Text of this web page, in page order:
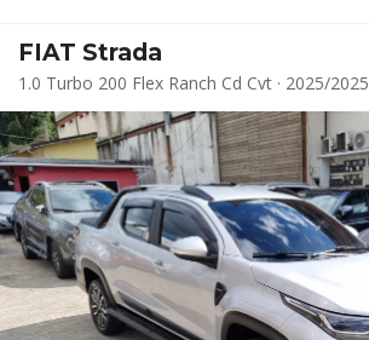
FIAT Strada
1.0 Turbo 200 Flex Ranch Cd Cvt · 2025/2025